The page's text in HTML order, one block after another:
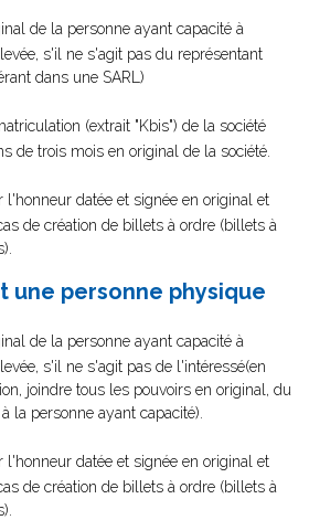
de la personne ayant capacité à
s'il ne s'agit pas du représentant
dans une SARL)
(extrait "Kbis") de la société
de trois mois en original de la société.
l'honneur datée et signée en original et
de création de billets à ordre (billets à
une personne physique
de la personne ayant capacité à
s'il ne s'agit pas de l'intéressé(en
joindre tous les pouvoirs en original, du
la personne ayant capacité).
l'honneur datée et signée en original et
de création de billets à ordre (billets à